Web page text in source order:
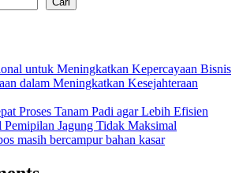
untuk Meningkatkan Kepercayaan Bisnis
dalam Meningkatkan Kesejahteraan
Proses Tanam Padi agar Lebih Efisien
Pemipilan Jagung Tidak Maksimal
masih bercampur bahan kasar